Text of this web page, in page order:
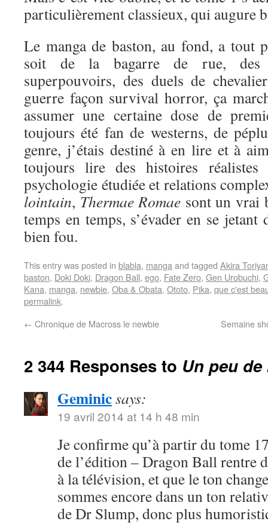
particulièrement classieux, qui augure
Le manga de baston, au fond, a tout
soit de la bagarre de rue, des
superpouvoirs, des duels de
guerre façon survival horror, ça
assumer une certaine dose de
toujours été fan de westerns, de
genre, j’étais destiné à en lire et à
toujours lire des histoires
psychologie étudiée et relations
lointain, Thermae Romae sont un vrai
temps en temps, s’évader en se jetant
bien fou.
This entry was posted in blabla, manga and tagged Akira
baston, Doki Doki, Dragon Ball, ego, Fate Zero, Gen Urobuchi,
Kana, manga, newbie, Oba & Obata, Ototo, Pika, que c'est
permalink.
← Chronique de Macross le newbie Semaine
2 344 Responses to Un peu
Geminicsays:
19 avril 2014 at 14 h 48 min
Je confirme qu’à partir du tome
de l’édition – Dragon Ball rentre
à la télévision, et que le ton
sommes encore dans un ton
de Dr Slump, donc plus